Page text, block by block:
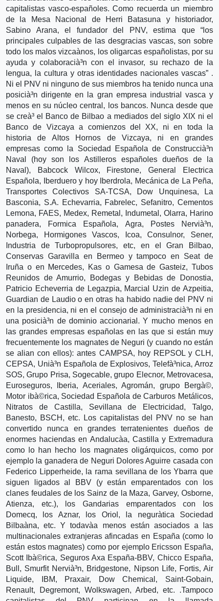
capitalistas vasco-españoles. Como recuerda un miembro
de la Mesa Nacional de Herri Batasuna y historiador,
Sabino Arana, el fundador del PNV, estima que “los
principales culpables de las desgracias vascas, son sobre
todo los malos vizcaà­nos, los oligarcas españolistas, por su
ayuda y colaboracià³n con el invasor, su rechazo de la
lengua, la cultura y otras identidades nacionales vascas” .
Ni el PNV ni ninguno de sus miembros ha tenido nunca una
posicià³n dirigente en la gran empresa industrial vasca y
menos en su núcleo central, los bancos. Nunca desde que
se creà³ el Banco de Bilbao a mediados del siglo XIX ni el
Banco de Vizcaya a comienzos del XX, ni en toda la
historia de Altos Hornos de Vizcaya, ni en grandes
empresas como la Sociedad Española de Construccià³n
Naval (hoy son los Astilleros españoles dueños de la
Naval), Babcock Wilcox, Firestone, General Electrica
Española, Iberduero y hoy Iberdrola, Mecánica de La Peña,
Transportes Colectivos SA-TCSA, Dow Unquinesa, La
Basconia, S.A. Echevarria, Fabrelec, Sefanitro, Cementos
Lemona, FAES, Medex, Remetal, Indumetal, Olarra, Harino
panadera, Formica Española, Agra, Postes Nervià³n,
Norbega, Hormigones Vascos, Icoa, Consulnor, Sener,
Industria de Turbopropulsores, etc, en el Gran Bilbao,
Conservas Garavilla en Bermeo y tampoco en Seat de
Iruña o en Mercedes, Kas o Gamesa de Gasteiz, Tubos
Reunidos de Amurrio, Bodegas y Bebidas de Donostia,
Patricio Echeverria de Legazpia, Marcial Uzin de Azpeitia,
Guardian de Laudio o en otras ha habido nadie del PNV ni
en la presidencia, ni en el consejo de administracià³n ni en
una posicià³n de dominio accionarial. Y mucho menos en
las grandes empresas españolas en las que si están muy
frecuentemente los magnates de Neguri (y cuando no están
se alian con ellos): antes CAMPSA, hoy REPSOL y CLH,
CEPSA, Unià³n Española de Explosivos, Telefà³nica, Arroz
SOS, Grupo Prisa, Sogecable, grupo Elecnor, Metrovacesa,
Euroseguros, Iberia, Aceriales, Agromán, grupo Bergà©,
Motor ibà©rica, Sociedad Española de Carburos Metálicos,
Nitratos de Castilla, Sevillana de Electricidad, Talgo,
Banesto, BSCH, etc. Los capitalistas del PNV no se han
convertido nunca en grandes terratenientes dueños de
enormes haciendas en Andalucà­a, Castilla y Extremadura
como lo han hecho los magnates oligárquicos, como por
ejemplo la ganadera de Neguri Dolores Aguirre casada con
Federico Lipperheide, la rama sevillana de los Ybarra que
siguen ligados al BBV (y están emparentados con los
clanes feudales de los Sainz de la Maza, Garvey, Osborne,
Atienza, etc.), los Gandarias emparentados con los
Domecq, los Aznar, los Oriol, la negurà­tica Sociedad
Bilbaà­na, etc. Y todavà­a menos están asociados a las
multinacionales extranjeras afincadas en España (como lo
están estos magnates) como por ejemplo Ericsson España,
Scott Ibà©rica, Seguros Axa España-BBV, Chicco España,
Bull, Smurfit Nervià³n, Bridgestone, Nipson Life, Fortis, Air
Liquide, IBM, Praxair, Dow Chemical, Saint-Gobain,
Renault, Degremont, Wolkswagen, Arbed, etc. .Tampoco